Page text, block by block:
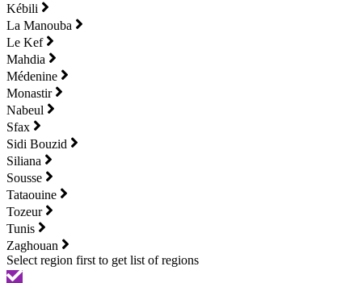
Kébili
La Manouba
Le Kef
Mahdia
Médenine
Monastir
Nabeul
Sfax
Sidi Bouzid
Siliana
Sousse
Tataouine
Tozeur
Tunis
Zaghouan